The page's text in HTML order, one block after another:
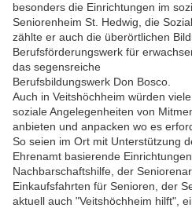
besonders die Einrichtungen im
Seniorenheim St. Hedwig, die
zählte er auch die überörtlichen
Berufsförderungswerk für
das segensreiche
Berufsbildungswerk Don Bosco.
Auch in Veitshöchheim würden
soziale Angelegenheiten von
anbieten und anpacken wo es
So seien im Ort mit Unterstützung
Ehrenamt basierende
Nachbarschaftshilfe, der
Einkaufsfahrten für Senioren, der
aktuell auch "Veitshöchheim hilft",